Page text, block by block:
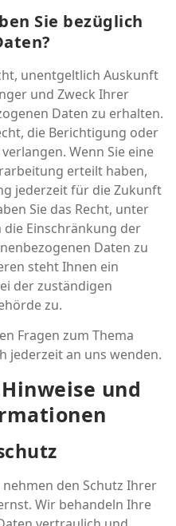
Sie bezüglich
unentgeltlich Auskunft
und Zweck Ihrer
Daten zu erhalten.
die Berichtigung oder
Wenn Sie eine
erteilt haben,
jederzeit für die Zukunft
Sie das Recht, unter
Einschränkung der
Daten zu
steht Ihnen ein
der zuständigen
zu.
Fragen zum Thema
jederzeit an uns wenden.
und
den Schutz Ihrer
Wir behandeln Ihre